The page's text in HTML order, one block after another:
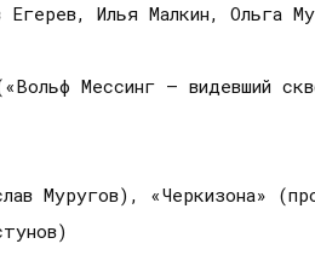
Илья Малкин, Ольга
Мессинг — видевший
Муругов), «Черкизона»